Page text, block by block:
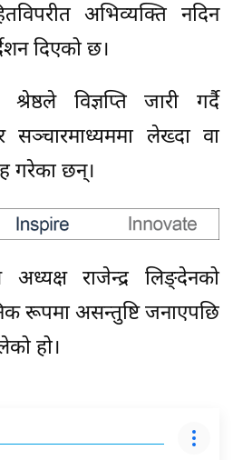
अभिव्यक्ति नदिन
दिएको छ।
श्रेष्ठले विज्ञप्ति जारी गर्दै
लेख्दा वा
गरेका छन्।
राजेन्द्र लिङ्देनको
रूपमा असन्तुष्टि जनाएपछि
हो।